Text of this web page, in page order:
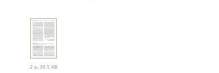
2 p, 39.5 KB